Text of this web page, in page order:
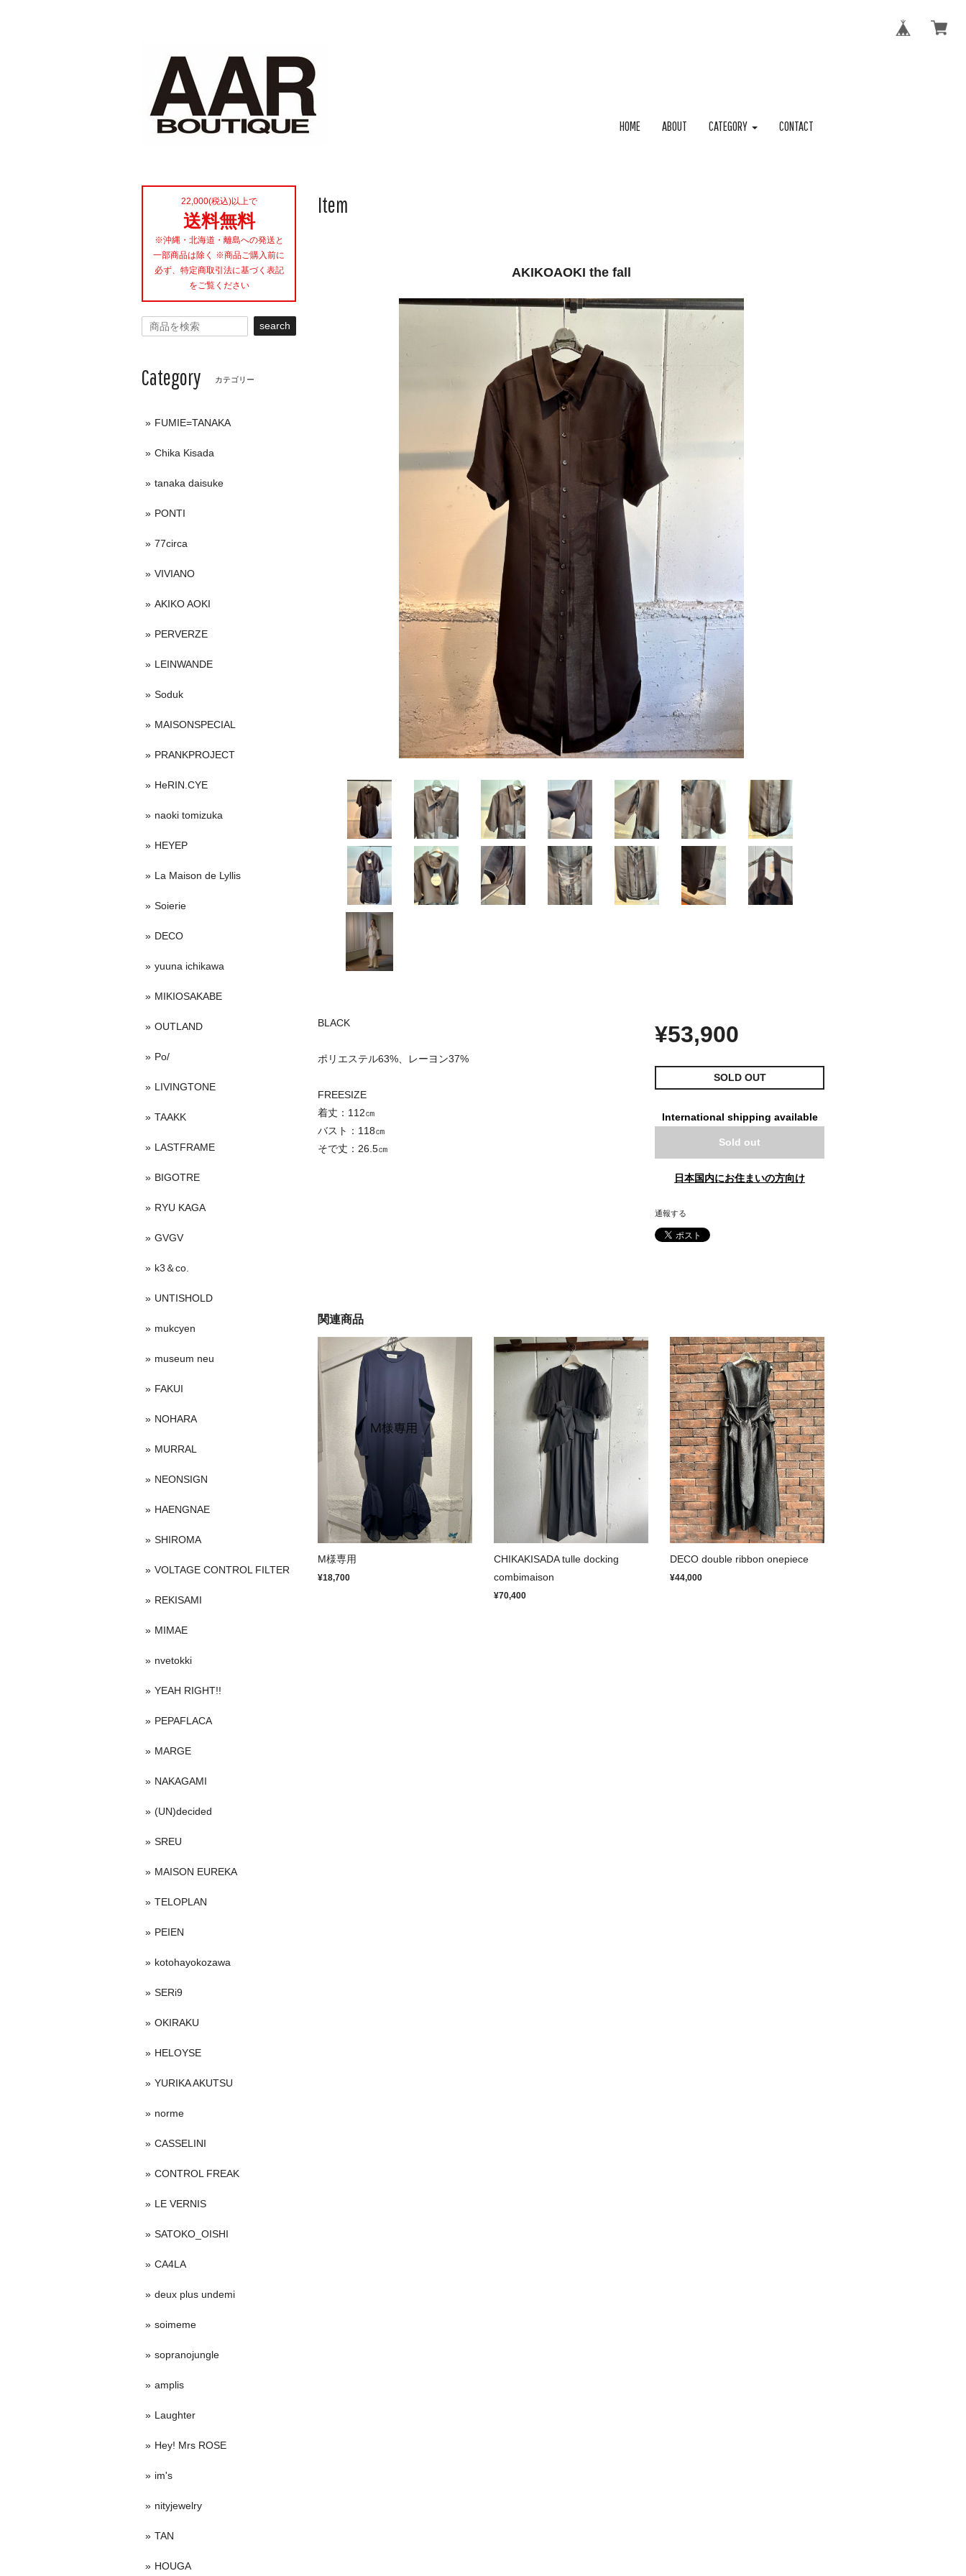
HOME ABOUT CATEGORY CONTACT
Item
AKIKOAOKI the fall
BLACK
ポリエステル63%、レーヨン37%
FREESIZE
着丈：112㎝
バスト：118㎝
そで丈：26.5㎝
¥53,900
SOLD OUT
International shipping available
Sold out
日本国内にお住まいの方向け
通報する
関連商品
M様専用
¥18,700
CHIKAKISADA tulle docking
combimaison
¥70,400
DECO double ribbon onepiece
¥44,000
22,000(税込)以上で
送料無料
※沖縄・北海道・離島への発送と
一部商品は除く ※商品ご購入前に
必ず、特定商取引法に基づく表記
をご覧ください
search
Category カテゴリー
FUMIE=TANAKA
Chika Kisada
tanaka daisuke
PONTI
77circa
VIVIANO
AKIKO AOKI
PERVERZE
LEINWANDE
Soduk
MAISONSPECIAL
PRANKPROJECT
HeRIN.CYE
naoki tomizuka
HEYEP
La Maison de Lyllis
Soierie
DECO
yuuna ichikawa
MIKIOSAKABE
OUTLAND
Po/
LIVINGTONE
TAAKK
LASTFRAME
BIGOTRE
RYU KAGA
GVGV
k3＆co.
UNTISHOLD
mukcyen
museum neu
FAKUI
NOHARA
MURRAL
NEONSIGN
HAENGNAE
SHIROMA
VOLTAGE CONTROL FILTER
REKISAMI
MIMAE
nvetokki
YEAH RIGHT!!
PEPAFLACA
MARGE
NAKAGAMI
(UN)decided
SREU
MAISON EUREKA
TELOPLAN
PEIEN
kotohayokozawa
SERi9
OKIRAKU
HELOYSE
YURIKA AKUTSU
norme
CASSELINI
CONTROL FREAK
LE VERNIS
SATOKO_OISHI
CA4LA
deux plus undemi
soimeme
sopranojungle
amplis
Laughter
Hey! Mrs ROSE
im's
nityjewelry
TAN
HOUGA